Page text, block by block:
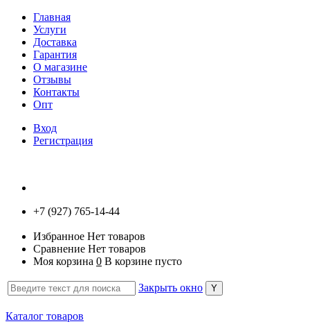
Главная
Услуги
Доставка
Гарантия
О магазине
Отзывы
Контакты
Опт
Вход
Регистрация
+7 (927) 765-14-44
Избранное Нет товаров
Сравнение Нет товаров
Моя корзина 0 В корзине пусто
Закрыть окно
Каталог товаров